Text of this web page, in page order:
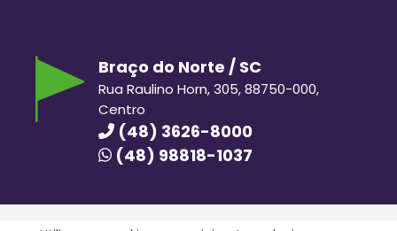
Braço do Norte / SC
Rua Raulino Horn, 305, 88750-000,
Centro
(48) 3626-8000
(48) 98818-1037